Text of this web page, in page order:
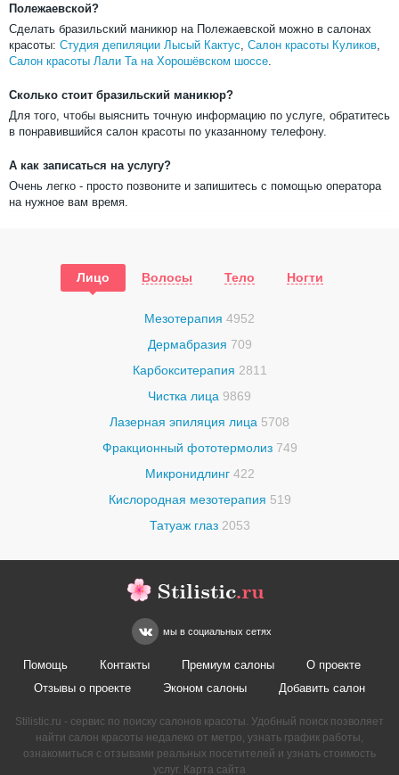
Полежаевской?
Сделать бразильский маникюр на Полежаевской можно в салонах
красоты: Студия депиляции Лысый Кактус, Салон красоты Куликов,
Салон красоты Лали Та на Хорошёвском шоссе.
Сколько стоит бразильский маникюр?
Для того, чтобы выяснить точную информацию по услуге, обратитесь
в понравившийся салон красоты по указанному телефону.
А как записаться на услугу?
Очень легко - просто позвоните и запишитесь с помощью оператора
на нужное вам время.
Лицо Волосы Тело Ногти
Мезотерапия 4952
Дермабразия 709
Карбокситерапия 2811
Чистка лица 9869
Лазерная эпиляция лица 5708
Фракционный фототермолиз 749
Микронидлинг 422
Кислородная мезотерапия 519
Татуаж глаз 2053
Stilistic.ru
мы в социальных сетях
Помощь Контакты Премиум салоны
О проекте
Отзывы о проекте
Эконом салоны Добавить салон
Stilistic.ru - сервис по поиску салонов красоты. Удобный поиск позволяет
найти салон красоты недалеко от метро, узнать график работы,
ознакомиться с отзывами реальных посетителей и узнать стоимость
услуг. Карта сайта